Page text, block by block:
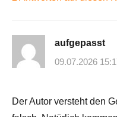
aufgepasst
09.07.2026
Der Autor versteht den